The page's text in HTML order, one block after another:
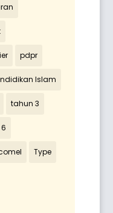
pdpr
Islam
tahun 3
Type